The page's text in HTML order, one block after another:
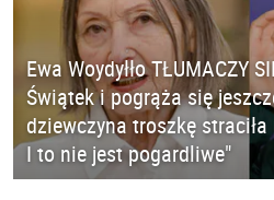
Ewa Woydyłło TŁUMACZY
Świątek i pogrąża się
dziewczyna troszkę
I to nie jest pogardliwe"